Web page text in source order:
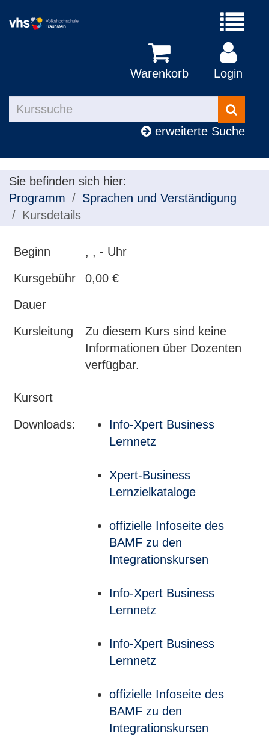
Menü
Warenkorb Login
Kurse
suchen
erweiterte Suche
Sie befinden sich hier:
Programm
Sprachen und Verständigung
Kursdetails
Beginn
, , - Uhr
Kursgebühr
0,00 €
Dauer
Kursleitung
Zu diesem Kurs sind keine
Informationen über Dozenten
verfügbar.
Kursort
Downloads:
Info-Xpert Business
Lernnetz
Xpert-Business
Lernzielkataloge
offizielle Infoseite des
BAMF zu den
Integrationskursen
Info-Xpert Business
Lernnetz
Info-Xpert Business
Lernnetz
offizielle Infoseite des
BAMF zu den
Integrationskursen